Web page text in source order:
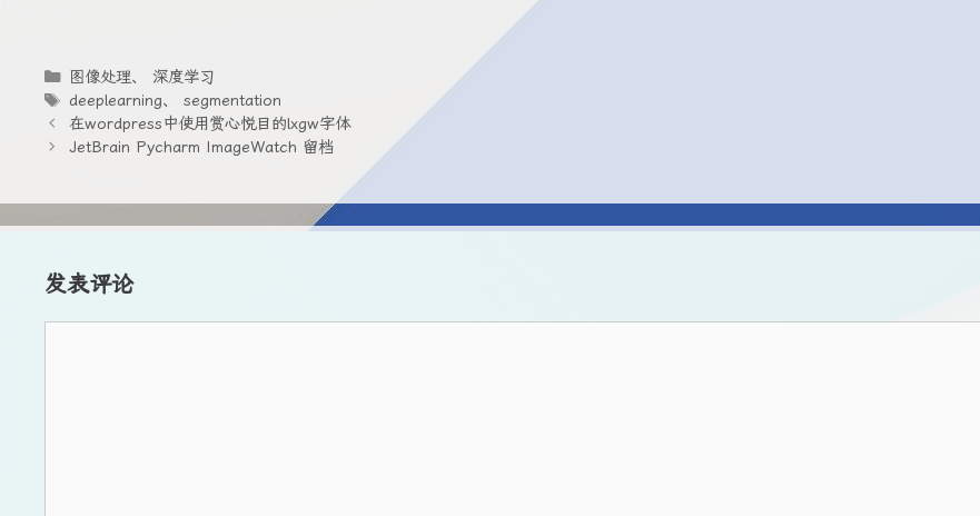
分
类
图像处理、 深度学习
标
签
deeplearning、 segmentation
在wordpress中使用赏心悦目的lxgw字体
JetBrain Pycharm ImageWatch 留档
发表评论